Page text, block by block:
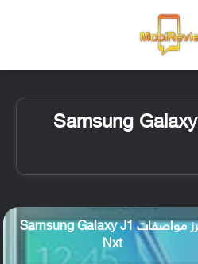
سعر ومواصفات Samsung Galaxy
أبرز مواصفات Samsung Galaxy J1
Nxt